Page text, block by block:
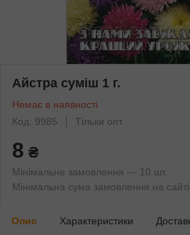
Айстра суміш 1 г.
Немає в наявності
Код: 9985
Тільки опт
8 ₴
Мінімальне замовлення — 10 шт.
Мінімальна сума замовлення на
Опис Характеристики